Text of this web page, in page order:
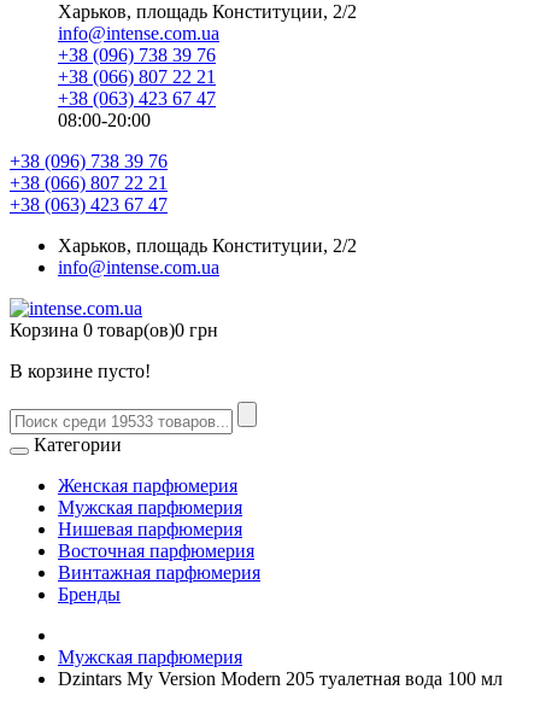
Харьков, площадь Конституции, 2/2
info@intense.com.ua
+38 (096) 738 39 76
+38 (066) 807 22 21
+38 (063) 423 67 47
08:00-20:00
+38 (096) 738 39 76
+38 (066) 807 22 21
+38 (063) 423 67 47
Харьков, площадь Конституции, 2/2
info@intense.com.ua
Корзина 0 товар(ов)0 грн
В корзине пусто!
Категории
Женская парфюмерия
Мужская парфюмерия
Нишевая парфюмерия
Восточная парфюмерия
Винтажная парфюмерия
Бренды
Мужская парфюмерия
Dzintars My Version Modern 205 туалетная вода 100 мл